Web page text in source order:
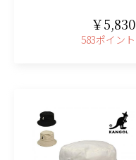
￥5,830
583ポイント